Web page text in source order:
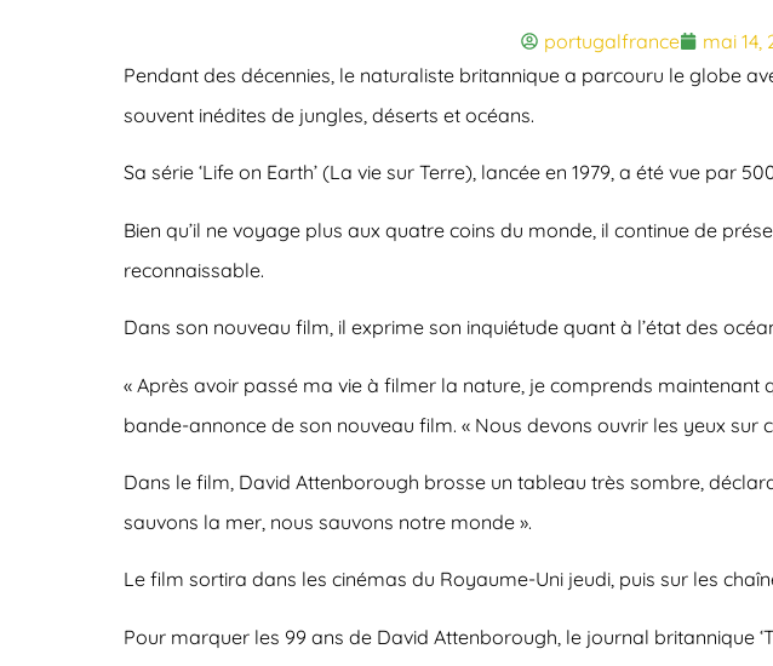
portugalfrance mai 14,
Pendant des décennies, le naturaliste britannique a parcouru le globe
souvent inédites de jungles, déserts et océans.
Sa série ‘Life on Earth’ (La vie sur Terre), lancée en 1979, a été vue par
Bien qu’il ne voyage plus aux quatre coins du monde, il continue de
reconnaissable.
Dans son nouveau film, il exprime son inquiétude quant à l’état des
« Après avoir passé ma vie à filmer la nature, je comprends maintenant
bande-annonce de son nouveau film. « Nous devons ouvrir les yeux sur
Dans le film, David Attenborough brosse un tableau très sombre,
sauvons la mer, nous sauvons notre monde ».
Le film sortira dans les cinémas du Royaume-Uni jeudi, puis sur les
Pour marquer les 99 ans de David Attenborough, le journal britannique